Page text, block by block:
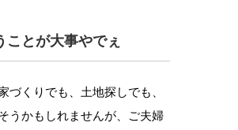
ことが大事やでぇ
づくりでも、土地探しでも、
うかもしれませんが、ご夫婦